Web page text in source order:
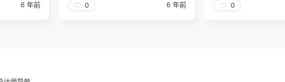
6 年前 0 6 年前 0